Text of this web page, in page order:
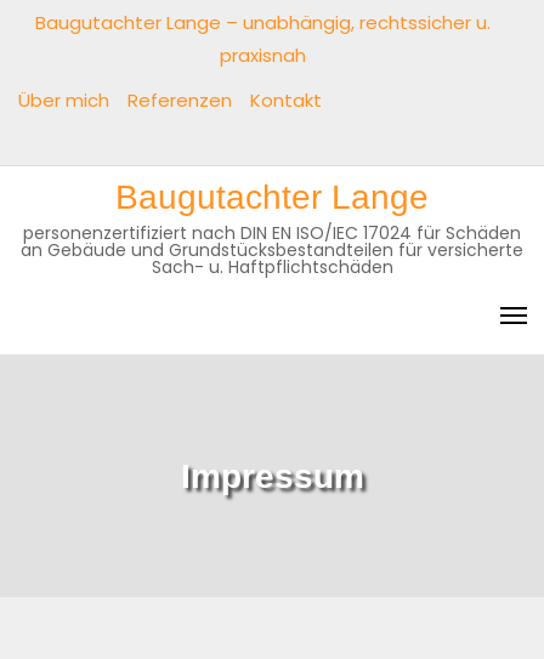
Baugutachter Lange – unabhängig, rechtssicher u.
praxisnah
Über mich
Referenzen Kontakt
Baugutachter
Lange
–
unabhängig,
praxisnah
Über
mich
Referenzen
Kontakt
Baugutachter Lange
personenzertifiziert nach DIN EN ISO/IEC 17024 für Schäden
an Gebäude und Grundstücksbestandteilen für versicherte
Sach- u. Haftpflichtschäden
Impressum